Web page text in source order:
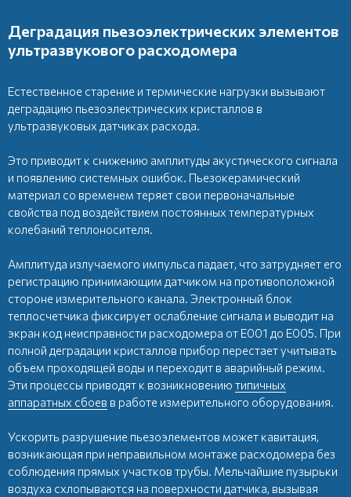
Деградация пьезоэлектрических элементов
ультразвукового расходомера
Естественное старение и термические нагрузки вызывают
деградацию пьезоэлектрических кристаллов в
ультразвуковых датчиках расхода.
Это приводит к снижению амплитуды акустического сигнала
и появлению системных ошибок. Пьезокерамический
материал со временем теряет свои первоначальные
свойства под воздействием постоянных температурных
колебаний теплоносителя.
Амплитуда излучаемого импульса падает, что затрудняет его
регистрацию принимающим датчиком на противоположной
стороне измерительного канала. Электронный блок
теплосчетчика фиксирует ослабление сигнала и выводит на
экран код неисправности расходомера от E001 до E005. При
полной деградации кристаллов прибор перестает учитывать
объем проходящей воды и переходит в аварийный режим.
Эти процессы приводят к возникновению типичных
аппаратных сбоев в работе измерительного оборудования.
Ускорить разрушение пьезоэлементов может кавитация,
возникающая при неправильном монтаже расходомера без
соблюдения прямых участков трубы. Мельчайшие пузырьки
воздуха схлопываются на поверхности датчика, вызывая